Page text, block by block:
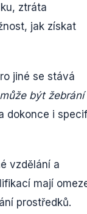
ztráta
jak získat
jiné se stává
být žebrání
dokonce i
vzdělání a
mají
prostředků.